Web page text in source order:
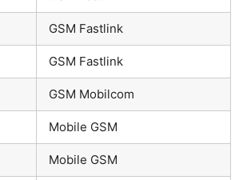
GSM Fastlink
GSM Fastlink
GSM Mobilcom
Mobile GSM
Mobile GSM